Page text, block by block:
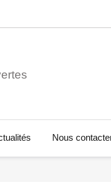
Nous